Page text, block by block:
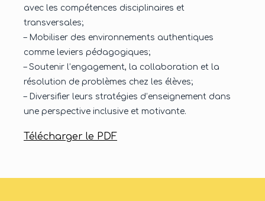
avec les compétences disciplinaires et
transversales;
– Mobiliser des environnements authentiques
comme leviers pédagogiques;
– Soutenir l’engagement, la collaboration et la
résolution de problèmes chez les élèves;
– Diversifier leurs stratégies d’enseignement dans
une perspective inclusive et motivante.